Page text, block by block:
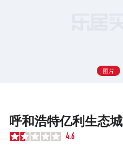
图片
呼和浩特亿利生态城
4.6